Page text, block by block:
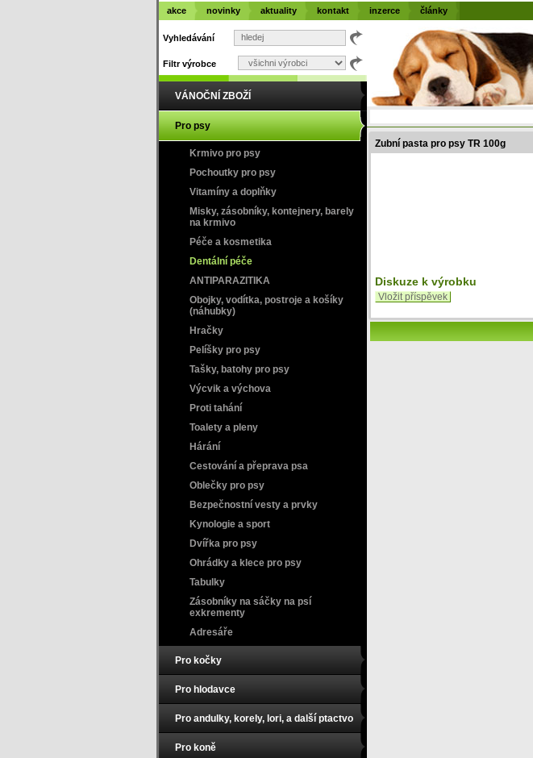
Zubní pasta pro psy TR 100g
Diskuze k výrobku
Vložit příspěvek
Vyhledávání
Filtr výrobce
VÁNOČNÍ ZBOŽÍ
Pro psy
Krmivo pro psy
Pochoutky pro psy
Vitamíny a doplňky
Misky, zásobníky, kontejnery, barely
na krmivo
Péče a kosmetika
Dentální péče
ANTIPARAZITIKA
Obojky, vodítka, postroje a košíky
(náhubky)
Hračky
Pelíšky pro psy
Tašky, batohy pro psy
Výcvik a výchova
Proti tahání
Toalety a pleny
Hárání
Cestování a přeprava psa
Oblečky pro psy
Bezpečnostní vesty a prvky
Kynologie a sport
Dvířka pro psy
Ohrádky a klece pro psy
Tabulky
Zásobníky na sáčky na psí
exkrementy
Adresáře
Pro kočky
Pro hlodavce
Pro andulky, korely, lori, a další ptactvo
Pro koně
akce novinky aktuality kontakt inzerce články